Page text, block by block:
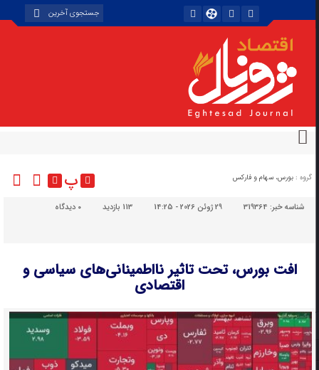
گروه : بورس، سهام و فارکس پ
شناسه خبر:319364 29 ژوئن 2026 - 14:25 113 بازدید دیدگاه
افت بورس، تحت تاثیر نااطمینانی‌های سیاسی و
اقتصادی